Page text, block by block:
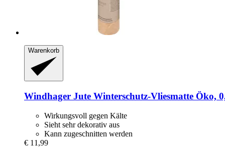
Warenkorb
Windhager Jute Winterschutz-​Vliesmatte Öko,
Wirkungsvoll gegen Kälte
Sieht sehr dekorativ aus
Kann zugeschnitten werden
€ 11,99